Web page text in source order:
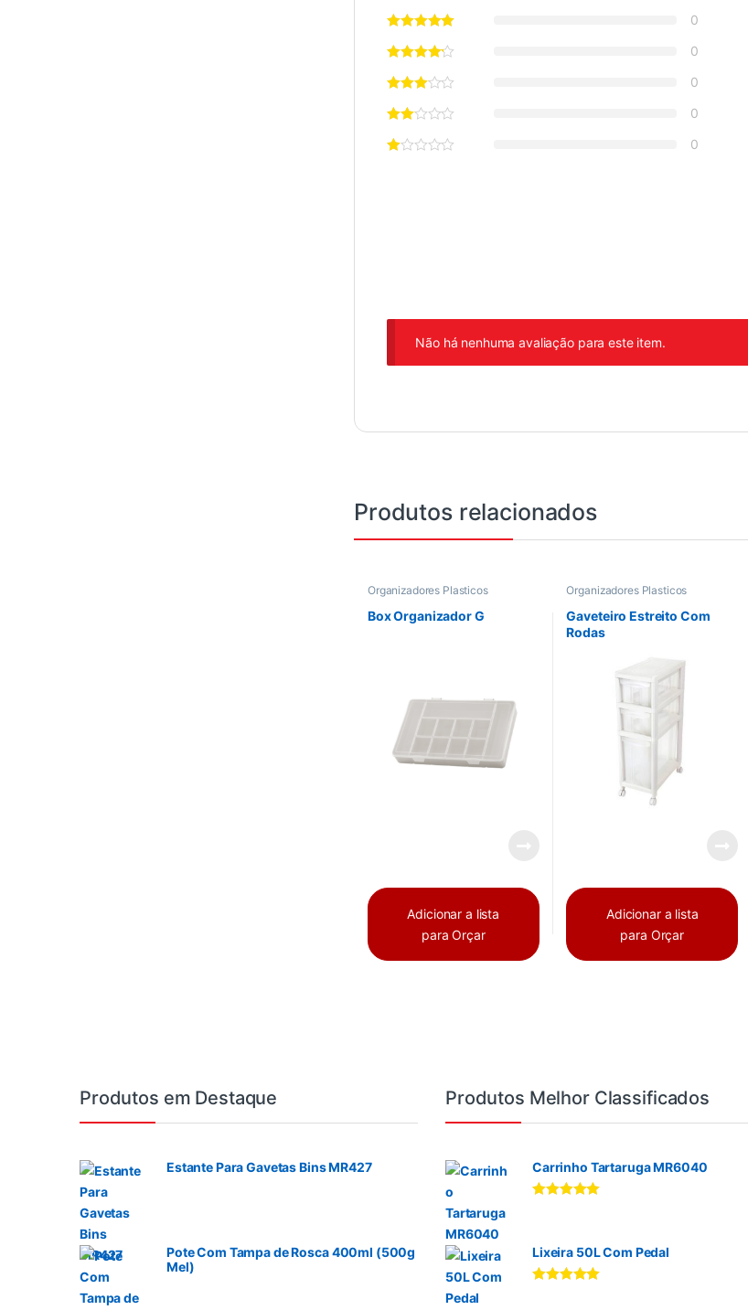
0
0
0
0
0
Não há nenhuma avaliação para este item.
Produtos relacionados
Organizadores Plasticos
Box Organizador G
Adicionar a lista
para Orçar
Organizadores Plasticos
Gaveteiro Estreito Com
Rodas
Adicionar a lista
para Orçar
Produtos em Destaque
Estante Para Gavetas Bins MR427
Pote Com Tampa de Rosca 400ml (500g
Mel)
Produtos Melhor Classificados
Carrinho Tartaruga MR6040
Lixeira 50L Com Pedal